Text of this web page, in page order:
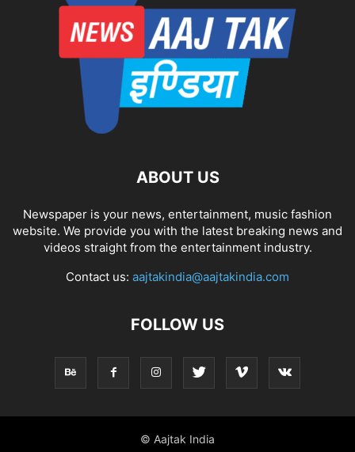
ABOUT US
Newspaper is your news, entertainment, music fashion
website. We provide you with the latest breaking news and
videos straight from the entertainment industry.
Contact us: aajtakindia@aajtakindia.com
FOLLOW US
© Aajtak India